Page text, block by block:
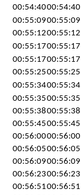
00:54:4000:54:40
00:55:0900:55:09
00:55:1200:55:12
00:55:1700:55:17
00:55:1700:55:17
00:55:2500:55:25
00:55:3400:55:34
00:55:3500:55:35
00:55:3800:55:38
00:55:4500:55:45
00:56:0000:56:00
00:56:0500:56:05
00:56:0900:56:09
00:56:2300:56:23
00:56:5100:56:51